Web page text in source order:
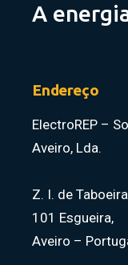
A
Endereço
ElectroREP –
Aveiro, Lda.
Z. I. de
101 Esgueira,
Aveiro –